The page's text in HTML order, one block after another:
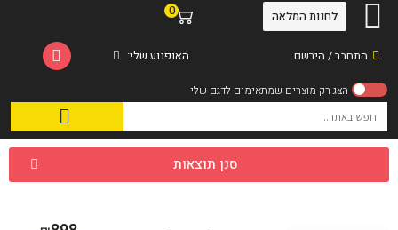
התחבר / הירשם
0
האופנוע שלי:
לחנות המלאה
סנן תוצאות